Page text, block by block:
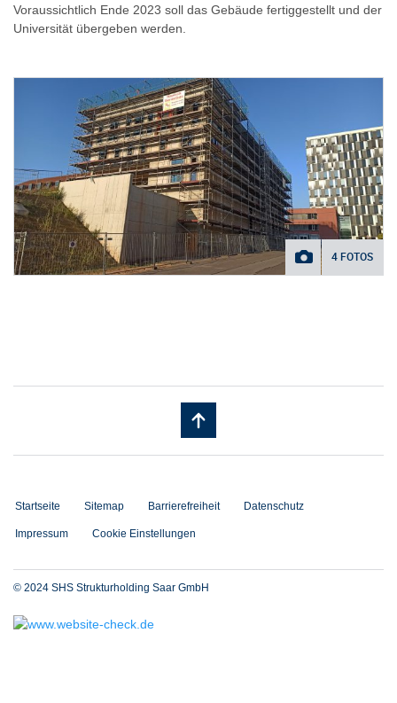
Voraussichtlich Ende 2023 soll das Gebäude fertiggestellt und der
Universität übergeben werden.
4 FOTOS
Startseite Sitemap Barrierefreiheit Datenschutz
Impressum Cookie Einstellungen
© 2024 SHS Strukturholding Saar GmbH